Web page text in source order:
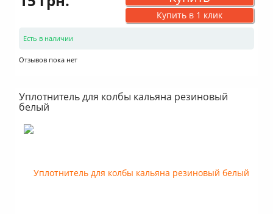
Купить в 1 клик
Есть в наличии
Отзывов пока нет
Уплотнитель для колбы кальяна резиновый
белый